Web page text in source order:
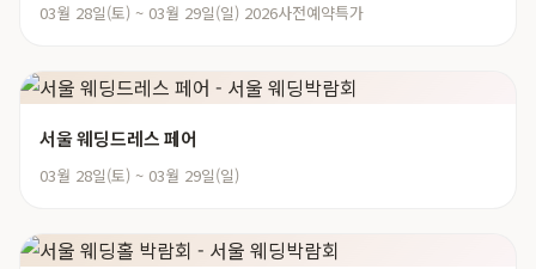
03월 28일(토) ~ 03월 29일(일) 2026사전예약특가
서울 웨딩드레스 페어
03월 28일(토) ~ 03월 29일(일)